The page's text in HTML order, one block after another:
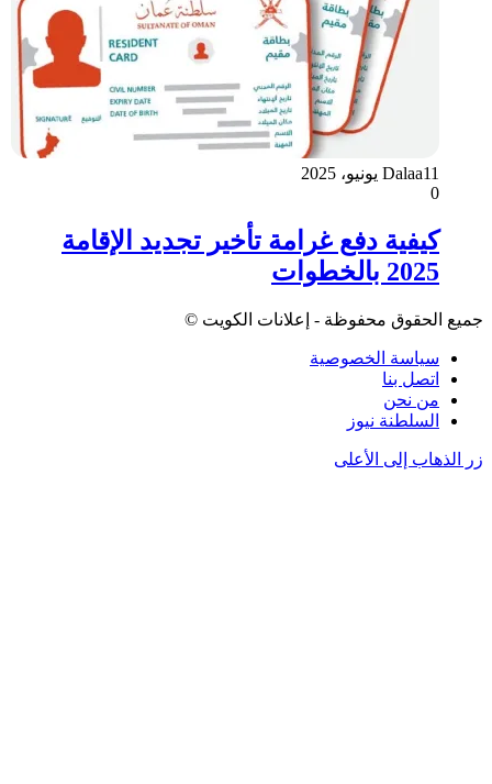
Dalaa11 يونيو، 2025
0
كيفية دفع غرامة تأخير تجديد الإقامة
2025 بالخطوات
جميع الحقوق محفوظة - إعلانات الكويت ©
سياسة الخصوصية
اتصل بنا
من نحن
السلطنة نيوز
زر الذهاب إلى الأعلى